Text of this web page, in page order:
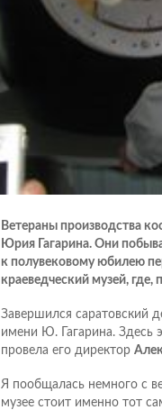
Ветераны производства
Юрия Гагарина. Они
к полувековому юбилею
краеведческий музей, где,
Завершился саратовский
имени Ю. Гагарина. Здесь
провела его директор
Я пообщалась немного с
музее стоит именно тот